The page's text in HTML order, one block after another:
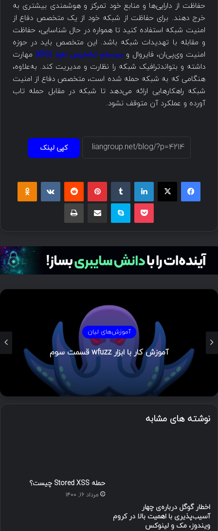
حفاظت از دارایی‌ها و منابع خود تمرکز و هوشمندی بیشتری به
خرج دهند. برای حفاظت از شبکه خود از یک متخصص دفاع از
امنیت شبکه استفاده کنید تا همواره در حال شناسایی، حفاظت
و مقابله با تهدیدات شبکه باشد. این متخصص باید در حوزه
امنیت وی‌پی‌ان، فایروال وسیستم تشخیص نفوذ (IDS)
مهارت
داشته و بتواندترافیک شبکه را نظارت و مدیریت کند. به‌علاوه،
هنگامی که به شبکه حمله شده است، متخصص دفاع از امنیت
شبکه راهکارهایی ارائه می‌دهد تا شبکه در مقابل حمله تاب
آورده و عملکرد آن متوقف نشود.
کپی لینک
آموزش‌های لیان
آموزش کار با ابزار wfuzz قسمت دوم
نوشته های مشابه
اخطار گوگل درباره‌ی چهار
آسیب‌پذیری با اهمیت بالا در کروم
ویندوز، مک و لینوکس
حمله Stored XSS چیست؟
مرداد ۱۶, ۱۴۰۰